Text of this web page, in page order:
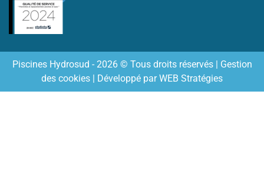
Piscines Hydrosud - 2026 © Tous droits réservés | Gestion
des cookies | Développé parWEB Stratégies